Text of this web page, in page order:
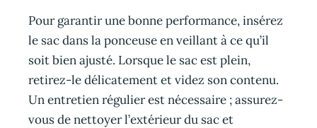
Pour garantir une bonne performance, insérez
le sac dans la ponceuse en veillant à ce qu’il
soit bien ajusté. Lorsque le sac est plein,
retirez-le délicatement et videz son contenu.
Un entretien régulier est nécessaire ; assurez-
vous de nettoyer l’extérieur du sac et